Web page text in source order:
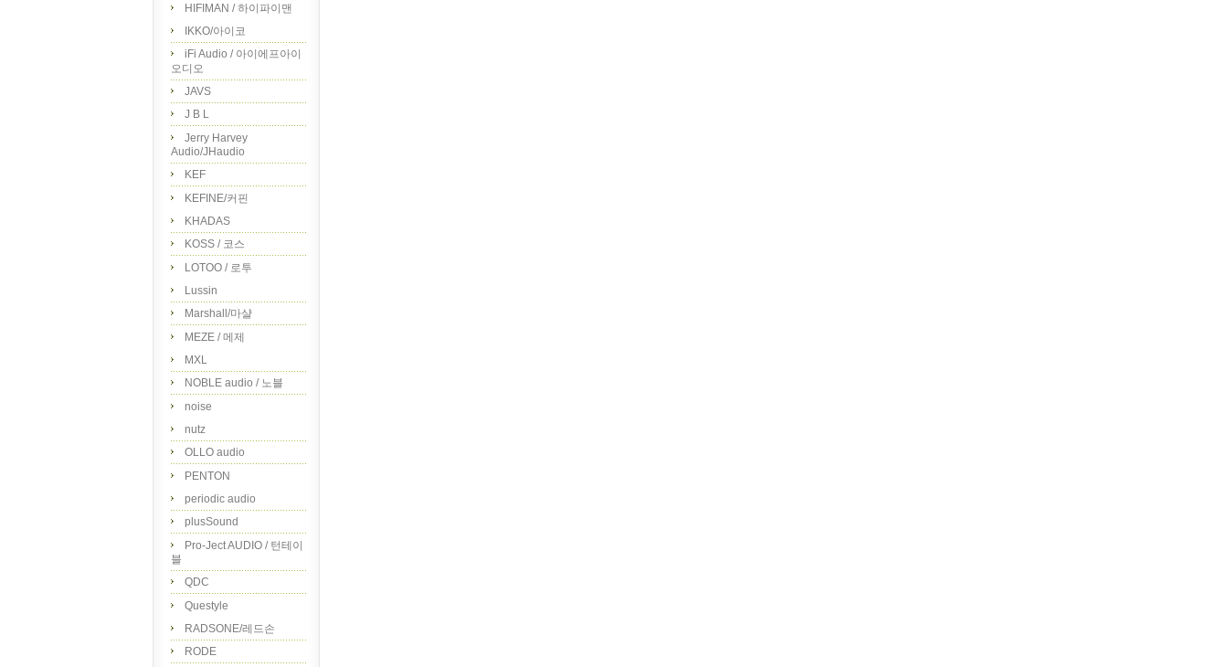
HIFIMAN / 하이파이맨
IKKO/아이코
iFi Audio / 아이에프아이
오디오
JAVS
J B L
Jerry Harvey
Audio/JHaudio
KEF
KEFINE/커핀
KHADAS
KOSS / 코스
LOTOO / 로투
Lussin
Marshall/마샬
MEZE / 메제
MXL
NOBLE audio / 노블
noise
nutz
OLLO audio
PENTON
periodic audio
plusSound
Pro-Ject AUDIO / 턴테이
블
QDC
Questyle
RADSONE/레드손
RODE